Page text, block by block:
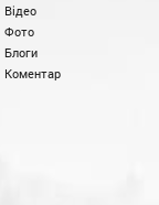
Відео
Фото
Блоги
Коментар